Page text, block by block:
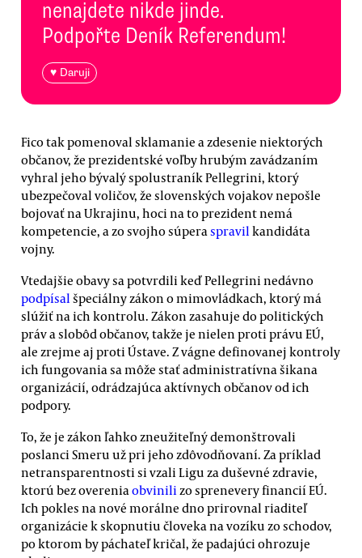
nenajdete nikde jinde.
Podpořte Deník Referendum!
♥ Daruji
Fico tak pomenoval sklamanie a zdesenie niektorých
občanov, že prezidentské voľby hrubým zavádzaním
vyhral jeho bývalý spolustraník Pellegrini, ktorý
ubezpečoval voličov, že slovenských vojakov nepošle
bojovať na Ukrajinu, hoci na to prezident nemá
kompetencie, a zo svojho súpera spravil kandidáta
vojny.
Vtedajšie obavy sa potvrdili keď Pellegrini nedávno
podpísal špeciálny zákon o mimovládkach, ktorý má
slúžiť na ich kontrolu. Zákon zasahuje do politických
práv a slobôd občanov, takže je nielen proti právu EÚ,
ale zrejme aj proti Ústave. Z vágne definovanej kontroly
ich fungovania sa môže stať administratívna šikana
organizácií, odrádzajúca aktívnych občanov od ich
podpory.
To, že je zákon ľahko zneužiteľný demonštrovali
poslanci Smeru už pri jeho zdôvodňovaní. Za príklad
netransparentnosti si vzali Ligu za duševné zdravie,
ktorú bez overeniaobvinilizo sprenevery financií EÚ.
Ich pokles na nové morálne dno prirovnal riaditeľ
organizácie k skopnutiu človeka na vozíku zo schodov,
po ktorom by páchateľ kričal, že padajúci ohrozuje